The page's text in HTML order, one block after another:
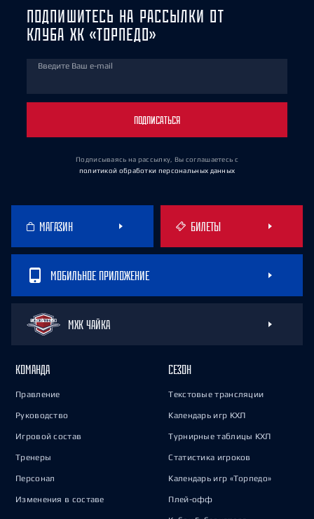
ПОДПИШИТЕСЬ НА РАССЫЛКИ ОТ
КЛУБА ХК «ТОРПЕДО»
Введите Ваш e-mail
ПОДПИСАТЬСЯ
Подписываясь на рассылку, Вы соглашаетесь с
политикой обработки персональных данных
МАГАЗИН БИЛЕТЫ
МОБИЛЬНОЕ ПРИЛОЖЕНИЕ
МХК ЧАЙКА
КОМАНДА
Правление
Руководство
Игровой состав
Тренеры
Персонал
Изменения в составе
СЕЗОН
Текстовые трансляции
Календарь игр КХЛ
Турнирные таблицы КХЛ
Статистика игроков
Календарь игр «Торпедо»
Плей-офф